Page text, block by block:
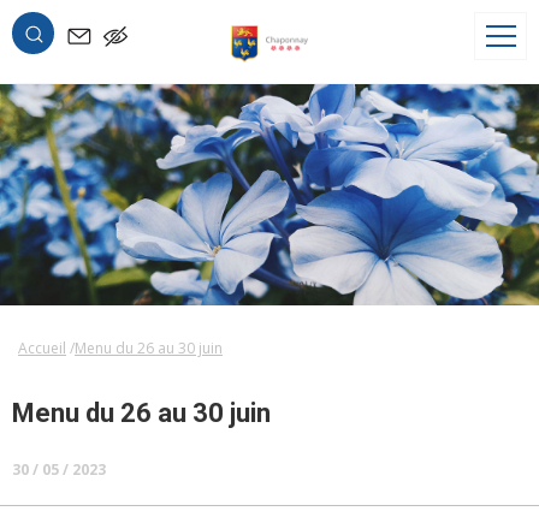
OK
Accueil Menu du 26 au 30 juin
Menu du 26 au 30 juin
30 / 05 / 2023